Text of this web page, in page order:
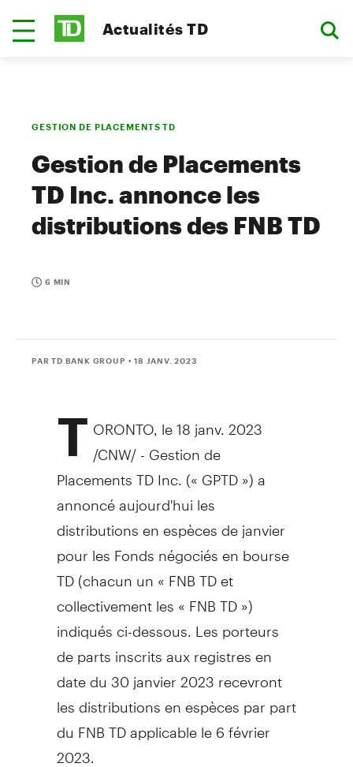
Actualités TD
GESTION DE PLACEMENTS TD
Gestion de Placements
TD Inc. annonce les
distributions des FNB TD
6 MIN
PAR TD BANK GROUP • 18 JANV. 2023
T ORONTO le 18 janv. 2023
/CNW/ - Gestion de
Placements TD Inc. (« GPTD ») a
annoncé aujourd'hui les
distributions en espèces de janvier
pour les Fonds négociés en bourse
TD (chacun un « FNB TD et
collectivement les « FNB TD »)
indiqués ci-dessous. Les porteurs
de parts inscrits aux registres en
date du 30 janvier 2023 recevront
les distributions en espèces par part
du FNB TD applicable le 6 février
2023.